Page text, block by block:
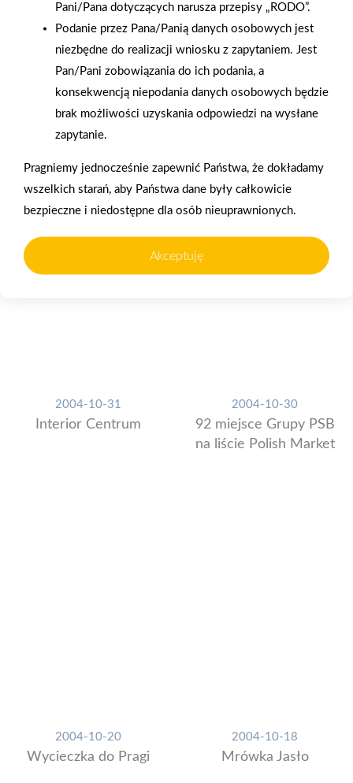
2004-11-30
Budowlana Firma Roku
2004
2004-11-14
Lider regionu w
plebiscycie Filary
Polskiej Gospodarki
2004-10-31
Interior Centrum
2004-10-30
92 miejsce Grupy PSB
na liście Polish Market
2004-10-20
Wycieczka do Pragi
2004-10-18
Mrówka Jasło
Pani/Pana dotyczących narusza przepisy „RODO”.
Podanie przez Pana/Panią danych osobowych jest
niezbędne do realizacji wniosku z zapytaniem. Jest
Pan/Pani zobowiązania do ich podania, a
konsekwencją niepodania danych osobowych będzie
brak możliwości uzyskania odpowiedzi na wysłane
zapytanie.
Pragniemy jednocześnie zapewnić Państwa, że dokładamy
wszelkich starań, aby Państwa dane były całkowicie
bezpieczne i niedostępne dla osób nieuprawnionych.
Akceptuję